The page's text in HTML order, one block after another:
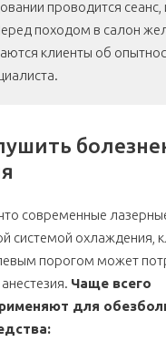
проводится сеанс,
походом в салон
клиенты об
современные
системой охлаждения,
порогом может
Чаще всего
для